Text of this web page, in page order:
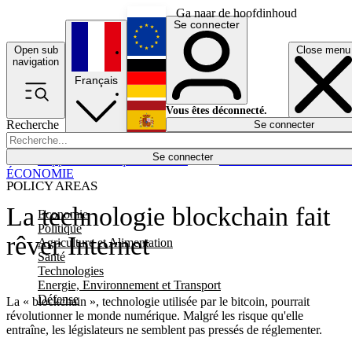
Ga naar de hoofdinhoud
Open sub
navigation
Close menu
Recherche
Se connecter
POLICY AREAS
Economie
Politique
Agriculture et Alimentation
Santé
Technologies
Energie, Environnement et Transport
Défense
Économie
Français
English
Deutsch
Español
Se connecter
Vous êtes déconnecté.
Se connecter
La technologie blockchain fait
rêver Internet
La « blockchain », technologie utilisée par le bitcoin, pourrait
révolutionner le monde numérique. Malgré les risque qu'elle
entraîne, les législateurs ne semblent pas pressés de réglementer.
ÉCONOMIE